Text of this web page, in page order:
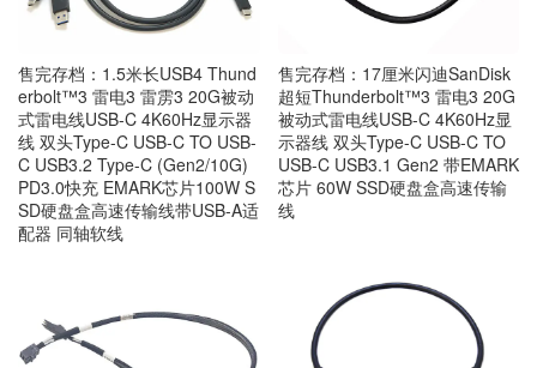
售完存档：1.5米长USB4 Thund
erbolt™3 雷电3 雷雳3 20G被动
式雷电线USB-C 4K60Hz显示器
线 双头Type-C USB-C TO USB-
C USB3.2 Type-C (Gen2/10G)
PD3.0快充 EMARK芯片100W S
SD硬盘盒高速传输线带USB-A适
配器 同轴软线
售完存档：17厘米闪迪SanDisk
超短Thunderbolt™3 雷电3 20G
被动式雷电线USB-C 4K60Hz显
示器线 双头Type-C USB-C TO
USB-C USB3.1 Gen2 带EMARK
芯片 60W SSD硬盘盒高速传输
线